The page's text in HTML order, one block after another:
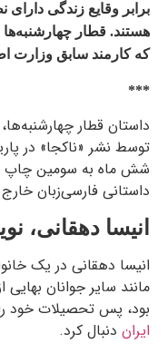
برابر وقایع زندگی
هستند. قطار چهارشنبه‌ها
که کارمند سابق وزارت
***
داستان قطار
توسط نشر «ناکجا» در
شش ماه به سومین چاپ
داستانی فارسی‌زبان خارج از کشور در
انیسا دهقانی،
انیسا دهقانی در یک
مانند سایر جوانان
بود، پس تحصیلات خود
ایراندنبال کرد.